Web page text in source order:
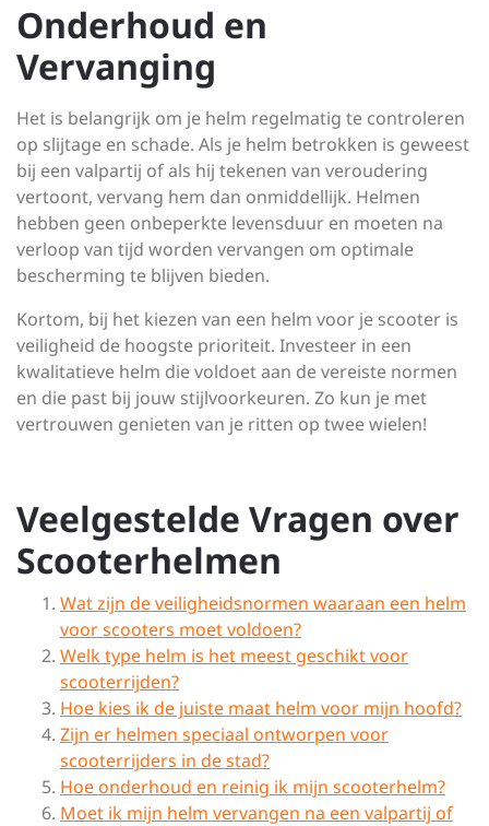
Onderhoud en
Vervanging
Het is belangrijk om je helm regelmatig te controleren
op slijtage en schade. Als je helm betrokken is geweest
bij een valpartij of als hij tekenen van veroudering
vertoont, vervang hem dan onmiddellijk. Helmen
hebben geen onbeperkte levensduur en moeten na
verloop van tijd worden vervangen om optimale
bescherming te blijven bieden.
Kortom, bij het kiezen van een helm voor je scooter is
veiligheid de hoogste prioriteit. Investeer in een
kwalitatieve helm die voldoet aan de vereiste normen
en die past bij jouw stijlvoorkeuren. Zo kun je met
vertrouwen genieten van je ritten op twee wielen!
Veelgestelde Vragen over
Scooterhelmen
Wat zijn de veiligheidsnormen waaraan een helm
voor scooters moet voldoen?
Welk type helm is het meest geschikt voor
scooterrijden?
Hoe kies ik de juiste maat helm voor mijn hoofd?
Zijn er helmen speciaal ontworpen voor
scooterrijders in de stad?
Hoe onderhoud en reinig ik mijn scooterhelm?
Moet ik mijn helm vervangen na een valpartij of